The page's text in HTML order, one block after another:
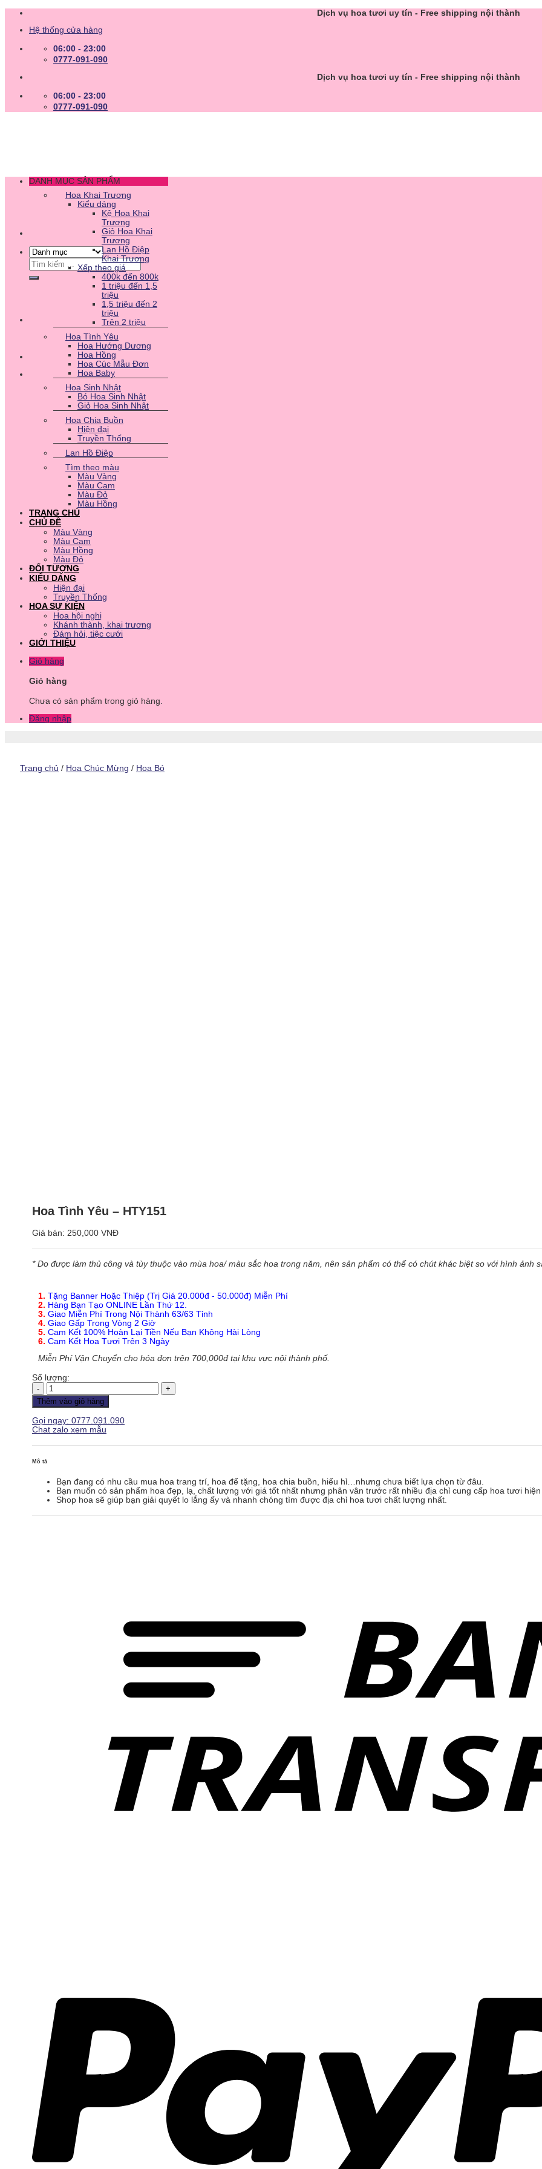
Skip
content
Dịch vụ hoa tươi uy tín - Free shipping nội thành
Hệ thống cửa hàng
06:00 - 23:00
0777-091-090
Dịch vụ hoa tươi uy tín - Free shipping nội thành
06:00 - 23:00
0777-091-090
Tìm
kiếm:
DANH MỤC SẢN PHẨM
Hoa Khai Trương
Kiểu dáng
Kệ Hoa Khai
Trương
Giỏ Hoa Khai
Trương
Lan Hồ Điệp
Khai Trương
Xếp theo giá
400k đến 800k
1 triệu đến 1,5
triệu
1,5 triệu đến 2
triệu
Trên 2 triệu
Hoa Tình Yêu
Hoa Hướng Dương
Hoa Hồng
Hoa Cúc Mẫu Đơn
Hoa Baby
Hoa Sinh Nhật
Bó Hoa Sinh Nhật
Giỏ Hoa Sinh Nhật
Hoa Chia Buồn
Hiện đại
Truyền Thống
Lan Hồ Điệp
Tìm theo màu
Màu Vàng
Màu Cam
Màu Đỏ
Màu Hồng
TRANG CHỦ
CHỦ ĐỀ
Màu Vàng
Màu Cam
Màu Hồng
Màu Đỏ
ĐỐI TƯỢNG
KIỂU DÁNG
Hiện đại
Truyền Thống
HOA SỰ KIỆN
Hoa hội nghị
Khánh thành, khai trương
Đám hỏi, tiệc cưới
GIỚI THIỆU
Giỏ hàng
Giỏ hàng
Chưa có sản phẩm trong giỏ hàng.
Đăng nhập
Trang chủ / Hoa Chúc Mừng / Hoa Bó
Hoa Tình Yêu – HTY151
Giá bán: 250,000 VNĐ
* Do được làm thủ công và tùy thuộc vào mùa hoa/ màu sắc hoa trong năm, nên sản phẩm có thể có chút khác biệt so với hình ảnh
1. Tặng Banner Hoặc Thiệp (Trị Giá 20.000đ - 50.000đ) Miễn Phí
2. Hàng Bạn Tạo ONLINE Lần Thứ 12.
3. Giao Miễn Phí Trong Nội Thành 63/63 Tỉnh
4. Giao Gấp Trong Vòng 2 Giờ
5. Cam Kết 100% Hoàn Lại Tiền Nếu Bạn Không Hài Lòng
6. Cam Kết Hoa Tươi Trên 3 Ngày
Miễn Phí Vận Chuyển cho hóa đơn trên 700,000đ tại khu vực nội thành phố.
Số lượng:
Hoa
Tình
Yêu
HTY151
số
Thêm vào giỏ hàng
Gọi ngay: 0777.091.090
Chat zalo xem mẫu
Mô tả
Bạn đang có nhu cầu mua hoa trang trí, hoa để tặng, hoa chia buồn, hiếu hỉ…nhưng chưa biết lựa chọn từ đâu.
Bạn muốn có sản phẩm hoa đẹp, lạ, chất lượng với giá tốt nhất nhưng phân vân trước rất nhiều địa chỉ cung cấp hoa tươi hiện
Shop hoa sẽ giúp bạn giải quyết lo lắng ấy và nhanh chóng tìm được địa chỉ hoa tươi chất lượng nhất.